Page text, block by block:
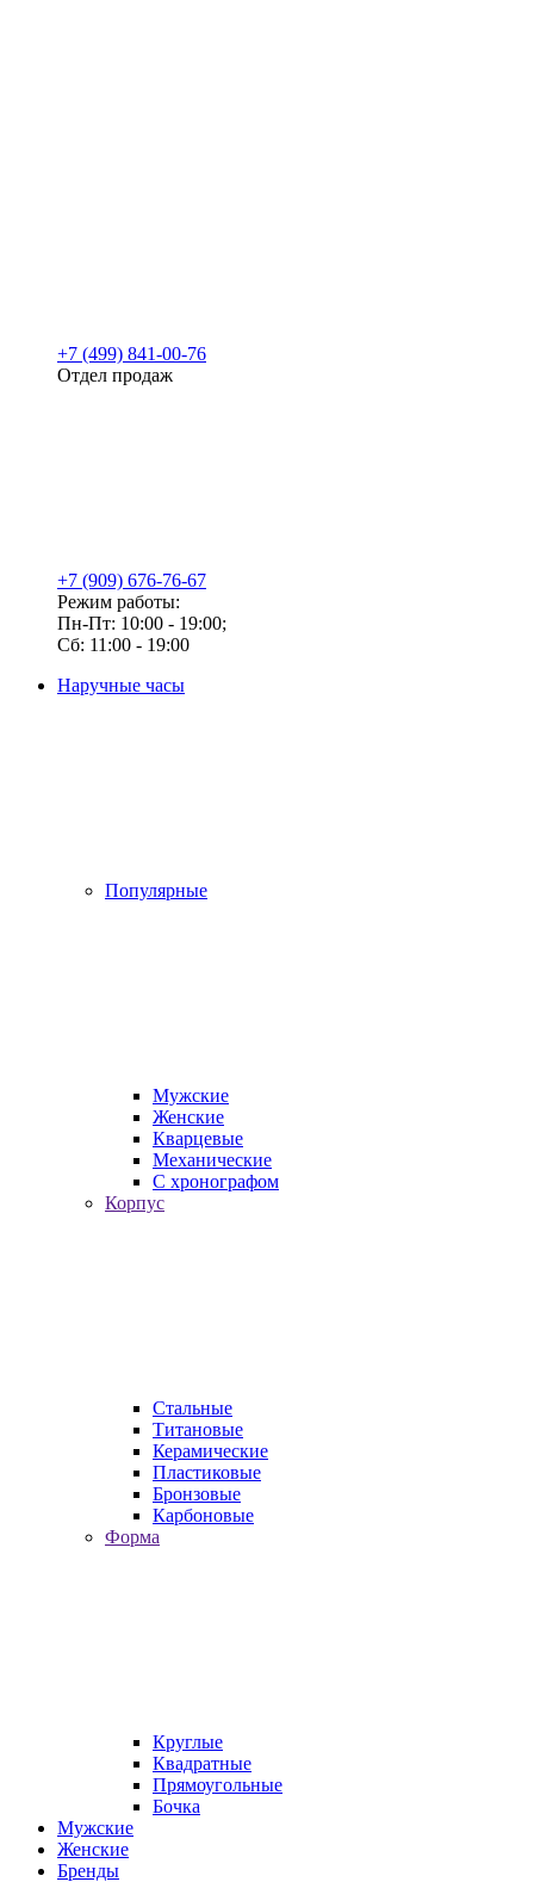
+7 (499) 841-00-76
Отдел продаж
+7 (909) 676-76-67
Режим работы:
Пн-Пт: 10:00 - 19:00;
Сб: 11:00 - 19:00
Наручные часы
Популярные
Мужские
Женские
Кварцевые
Механические
С хронографом
Корпус
Стальные
Титановые
Керамические
Пластиковые
Бронзовые
Карбоновые
Форма
Круглые
Квадратные
Прямоугольные
Бочка
Мужские
Женские
Бренды